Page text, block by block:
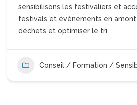
sensibilisons les festivaliers et
festivals et événements en
déchets et optimiser le tri.
Conseil / Formation /